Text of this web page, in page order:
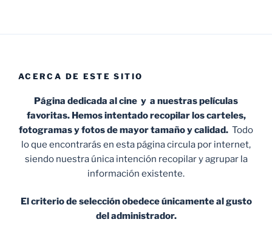
ACERCA DE ESTE SITIO
Página dedicada al cine y a nuestras películas
favoritas. Hemos intentado recopilar los carteles,
fotogramas y fotos de mayor tamaño y calidad. Todo
lo que encontrarás en esta página circula por internet,
siendo nuestra única intención recopilar y agrupar la
información existente.
El criterio de selección obedece únicamente al gusto
del administrador.